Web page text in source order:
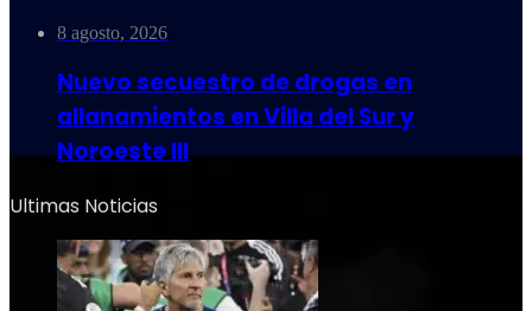
8 agosto, 2026
Nuevo secuestro de drogas en
allanamientos en Villa del Sur y
Noroeste III
Ultimas Noticias